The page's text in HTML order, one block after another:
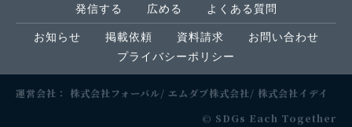
発信する
広める よくある質問
お知らせ 掲載依頼 資料請求
お問い合わせ
プライバシーポリシー
運営会社： 株式会社フォーバル エムダブ株式会社
株式会社イデイ
© SDGs Each Together